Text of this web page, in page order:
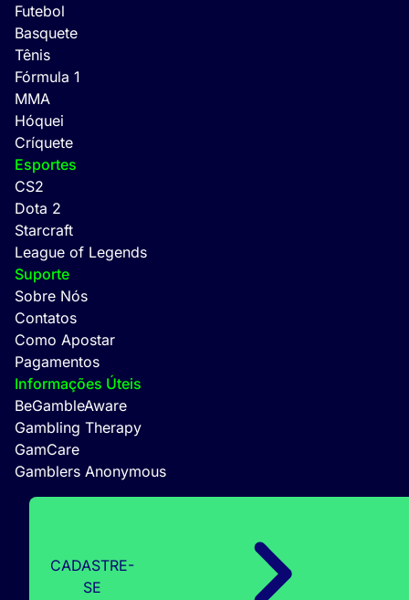
Futebol
Basquete
Tênis
Fórmula 1
MMA
Hóquei
Críquete
Esportes
CS2
Dota 2
Starcraft
League of Legends
Suporte
Sobre Nós
Contatos
Como Apostar
Pagamentos
Informações Úteis
BeGambleAware
Gambling Therapy
GamCare
Gamblers Anonymous
CADASTRE-
SE